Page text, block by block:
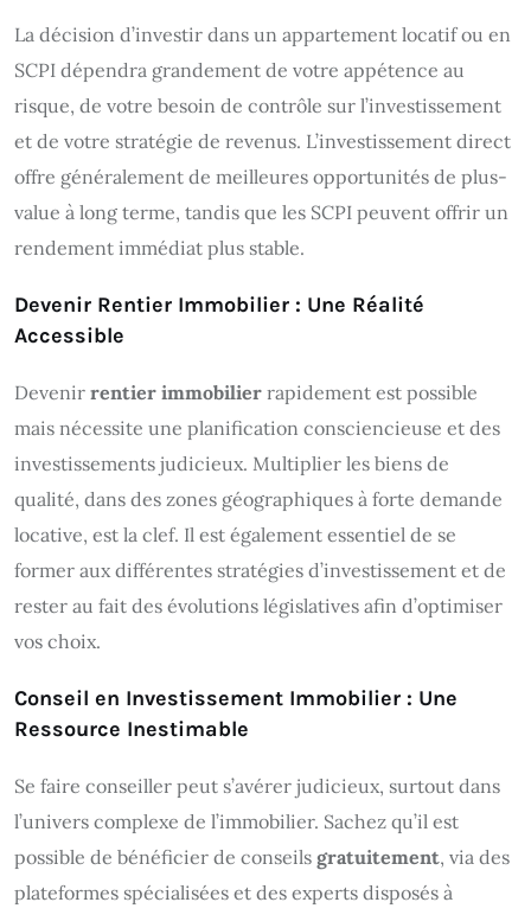
La décision d’investir dans un appartement locatif ou en
SCPI dépendra grandement de votre appétence au
risque, de votre besoin de contrôle sur l’investissement
et de votre stratégie de revenus. L’investissement direct
offre généralement de meilleures opportunités de plus-
value à long terme, tandis que les SCPI peuvent offrir un
rendement immédiat plus stable.
Devenir Rentier Immobilier : Une Réalité
Accessible
Devenir rentier immobilier rapidement est possible
mais nécessite une planification consciencieuse et des
investissements judicieux. Multiplier les biens de
qualité, dans des zones géographiques à forte demande
locative, est la clef. Il est également essentiel de se
former aux différentes stratégies d’investissement et de
rester au fait des évolutions législatives afin d’optimiser
vos choix.
Conseil en Investissement Immobilier : Une
Ressource Inestimable
Se faire conseiller peut s’avérer judicieux, surtout dans
l’univers complexe de l’immobilier. Sachez qu’il est
possible de bénéficier de conseils gratuitement, via des
plateformes spécialisées et des experts disposés à